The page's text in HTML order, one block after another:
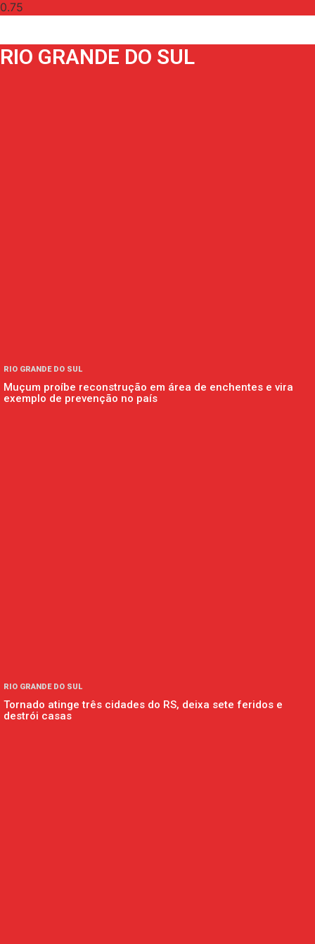
RIO GRANDE DO SUL
RIO GRANDE DO SUL
Muçum proíbe reconstrução em área de enchentes e vira
exemplo de prevenção no país
RIO GRANDE DO SUL
Tornado atinge três cidades do RS, deixa sete feridos e
destrói casas